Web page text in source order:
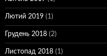
Лютий 2019 (1)
Грудень 2018 (2)
Листопад 2018 (1)